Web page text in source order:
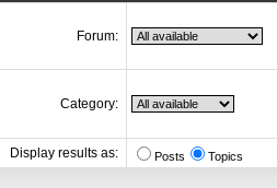
Forum:
Category:
Display results as: Posts Topics